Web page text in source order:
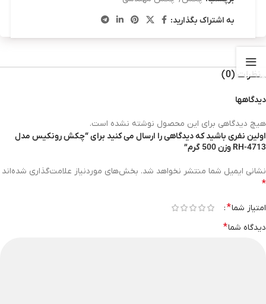
به اشتراک بگذارید:
نظرات (0)
دیدگاهها
هیچ دیدگاهی برای این محصول نوشته نشده است.
اولین نفری باشید که دیدگاهی را ارسال می کنید برای “چکش رونکیس مدل
RH-4713 وزن 500 گرم”
نشانی ایمیل شما منتشر نخواهد شد. بخش‌های موردنیاز علامت‌گذاری شده‌اند
*
امتیاز شما*
دیدگاه شما*